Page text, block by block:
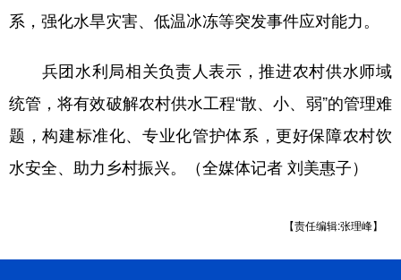
系，强化水旱灾害、低温冰冻等突发事件应对能力。
兵团水利局相关负责人表示，推进农村供水师域
统管，将有效破解农村供水工程“散、小、弱”的管理难
题，构建标准化、专业化管护体系，更好保障农村饮
水安全、助力乡村振兴。（全媒体记者 刘美惠子）
【责任编辑:张理峰】